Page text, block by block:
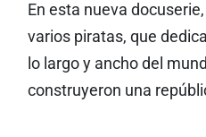
En esta nueva
varios piratas, que
lo largo y ancho del
construyeron una